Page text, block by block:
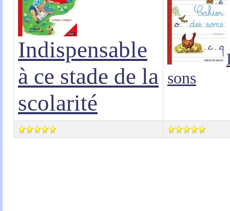
Indispensable
à ce stade de la
scolarité
sons